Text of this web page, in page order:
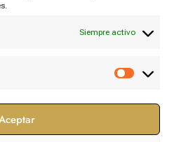
Siempre activo